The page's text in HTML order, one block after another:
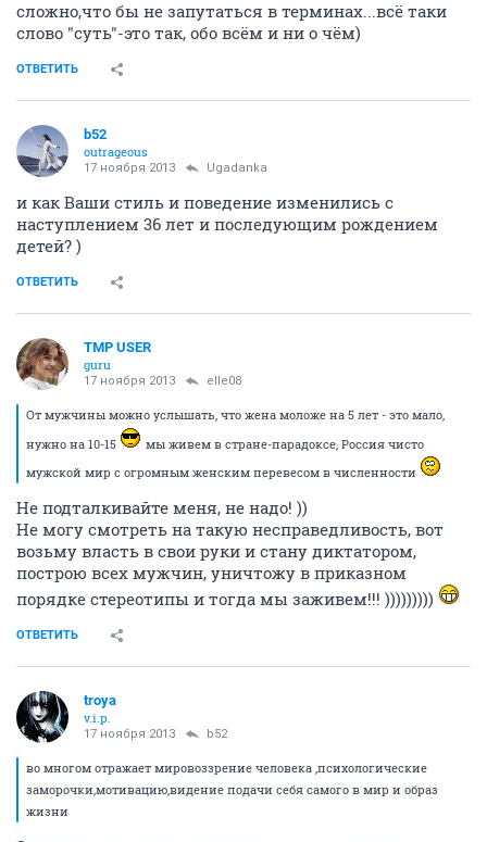
сложно,что бы не запутаться в терминах...всё таки
слово "суть"-это так, обо всём и ни о чём)
ОТВЕТИТЬ
b52
outrageous
17 ноября 2013 Ugadanka
и как Ваши стиль и поведение изменились с
наступлением 36 лет и последующим рождением
детей? )
ОТВЕТИТЬ
TMP USER
guru
17 ноября 2013 elle08
От мужчины можно услышать, что жена моложе на 5 лет - это мало,
нужно на 10-15
мы живем в стране-парадоксе, Россия чисто
мужской мир с огромным женским перевесом в численности
Не подталкивайте меня, не надо! ))
Не могу смотреть на такую несправедливость, вот
возьму власть в свои руки и стану диктатором,
построю всех мужчин, уничтожу в приказном
порядке стереотипы и тогда мы заживем!!! )))))))))
ОТВЕТИТЬ
troya
v.i.p.
17 ноября 2013 b52
во многом отражает мировоззрение человека ,психологические
заморочки,мотивацию,видение подачи себя самого в мир и образ
жизни